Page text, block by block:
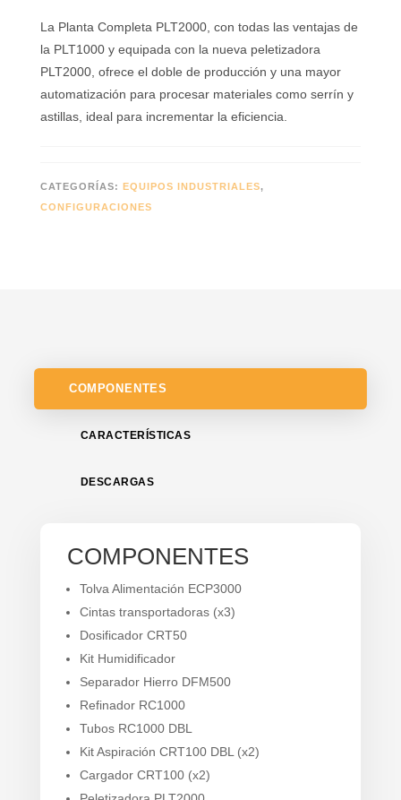
La Planta Completa PLT2000, con todas las ventajas de
la PLT1000 y equipada con la nueva peletizadora
PLT2000, ofrece el doble de producción y una mayor
automatización para procesar materiales como serrín y
astillas, ideal para incrementar la eficiencia.
CATEGORÍAS: EQUIPOS INDUSTRIALES,
CONFIGURACIONES
COMPONENTES
CARACTERÍSTICAS
DESCARGAS
COMPONENTES
Tolva Alimentación ECP3000
Cintas transportadoras (x3)
Dosificador CRT50
Kit Humidificador
Separador Hierro DFM500
Refinador RC1000
Tubos RC1000 DBL
Kit Aspiración CRT100 DBL (x2)
Cargador CRT100 (x2)